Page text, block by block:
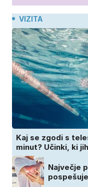
VIZITA
Kaj se zgodi s
minut? Učinki, ki
Največje